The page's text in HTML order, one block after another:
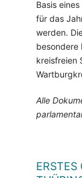
Basis
für das
werden.
besondere
kreisfreien
Alle
ERSTES